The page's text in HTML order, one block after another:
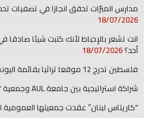
مدارس المبرّات تحقق انجازا في تصفيات
18/07/2026
انت تشعر بالإحباط لأنك كتبت شيئا
أحد؟18/07/2026
فلسطين تدرج 12 موقعا تراثيا بقائمة اليونسكو التمهيدية
شراكة استراتيجية بين جامعة AUL وجمعية “بيروتيات”
“كاريتاس لبنان” عقدت جمعيتها العمومية